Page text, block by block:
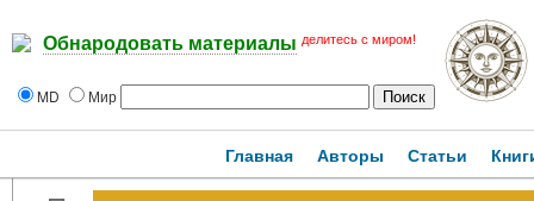
Обнародовать материалы делитесь с миром!
MD Мир
Главная Авторы Статьи